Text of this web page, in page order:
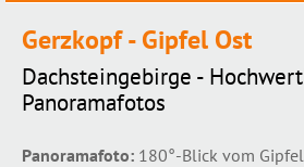
Gerzkopf - Gipfel Ost
Dachsteingebirge -
Panoramafotos
Panoramafoto: 180°-Blick vom